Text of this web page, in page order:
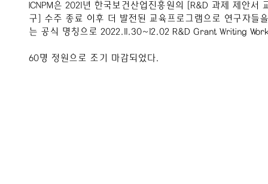
ICNPM은 2021년 한국보건산업진흥원의 [R&D 과제 제안
구] 수주 종료 이후 더 발전된 교육프로그램으로 연구자들
는 공식 명칭으로 2022.11.30~12.02 R&D Grant Writing
60명 정원으로 조기 마감되었다.